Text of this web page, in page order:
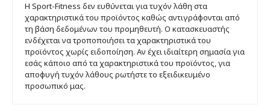
Η Sport-Fitness δεν ευθύνεται για τυχόν λάθη στα
χαρακτηριστικά του προϊόντος καθώς αντιγράφονται από
τη βάση δεδομένων του προμηθευτή. Ο κατασκευαστής
ενδέχεται να τροποποιήσει τα χαρακτηριστικά του
προϊόντος χωρίς ειδοποίηση. Αν έχει ιδιαίτερη σημασία για
εσάς κάποιο από τα χαρακτηριστικά του προϊόντος, για
αποφυγή τυχόν λάθους ρωτήστε το εξειδικευμένο
προσωπικό μας.